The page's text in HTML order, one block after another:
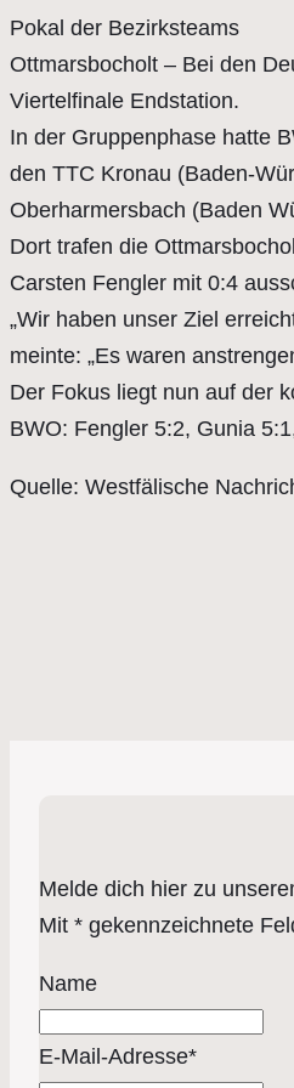
Pokal der Bezirksteams
Ottmarsbocholt – Bei den
Viertelfinale Endstation.
In der Gruppenphase hatte
den TTC Kronau (Baden-
Oberharmersbach (Baden
Dort trafen die
Carsten Fengler mit 0:4
„Wir haben unser Ziel
meinte: „Es waren
Der Fokus liegt nun auf der
BWO: Fengler 5:2, Gunia
Quelle: Westfälische
Melde dich hier zu
Mit * gekennzeichnete
Name
E-Mail-Adresse*